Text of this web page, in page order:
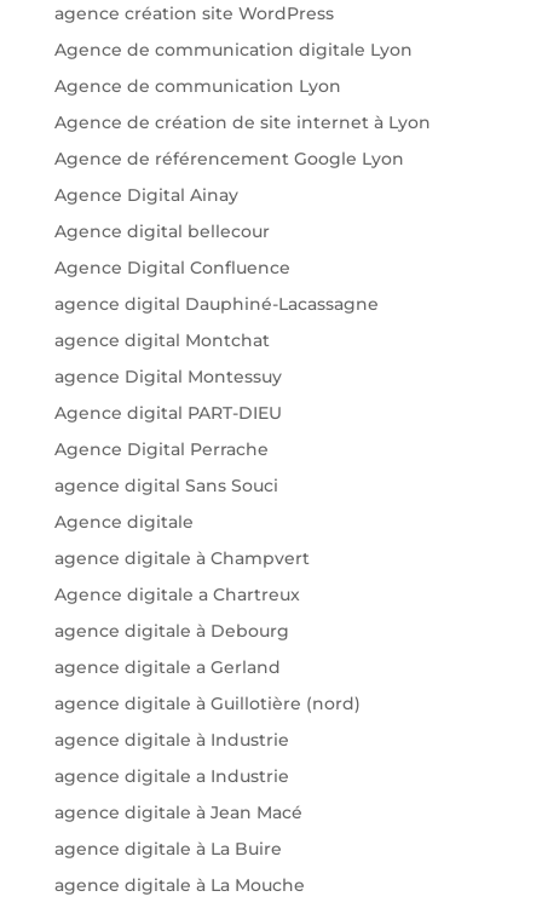
agence création site WordPress
Agence de communication digitale Lyon
Agence de communication Lyon
Agence de création de site internet à Lyon
Agence de référencement Google Lyon
Agence Digital Ainay
Agence digital bellecour
Agence Digital Confluence
agence digital Dauphiné-Lacassagne
agence digital Montchat
agence Digital Montessuy
Agence digital PART-DIEU
Agence Digital Perrache
agence digital Sans Souci
Agence digitale
agence digitale à Champvert
Agence digitale a Chartreux
agence digitale à Debourg
agence digitale a Gerland
agence digitale à Guillotière (nord)
agence digitale à Industrie
agence digitale a Industrie
agence digitale à Jean Macé
agence digitale à La Buire
agence digitale à La Mouche